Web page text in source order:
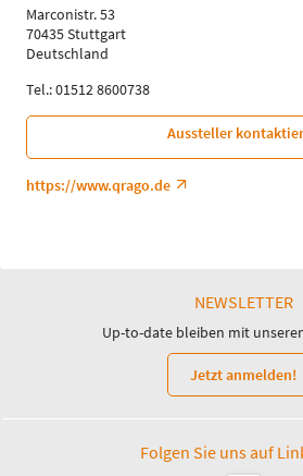
Deutsch
Themen
Patientenlogistik
Marconistr. 53
70435 Stuttgart
Deutschland
Tel.: 01512 8600738
Aussteller
https://www.qrago.de
NEWSLETTER
Up-to-date bleiben mit
Jetzt anmelden!
Folgen Sie uns auf